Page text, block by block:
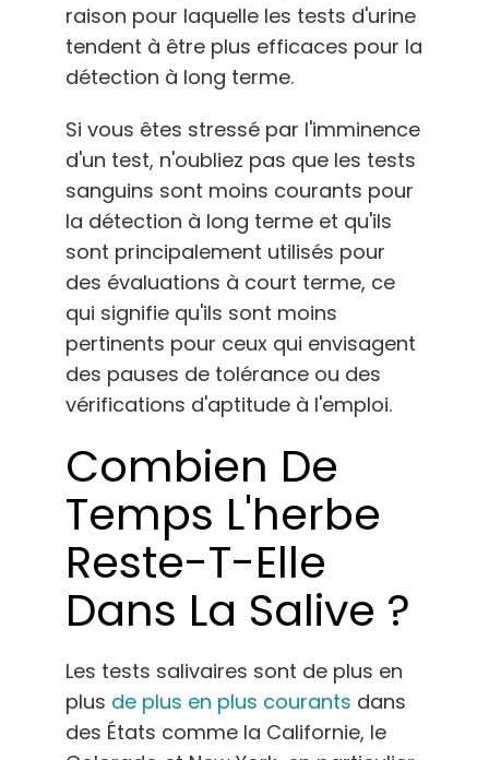
raison pour laquelle les tests d'urine
tendent à être plus efficaces pour la
détection à long terme.
Si vous êtes stressé par l'imminence
d'un test, n'oubliez pas que les tests
sanguins sont moins courants pour
la détection à long terme et qu'ils
sont principalement utilisés pour
des évaluations à court terme, ce
qui signifie qu'ils sont moins
pertinents pour ceux qui envisagent
des pauses de tolérance ou des
vérifications d'aptitude à l'emploi.
Combien De
Temps L'herbe
Reste-T-Elle
Dans La Salive ?
Les tests salivaires sont de plus en
plus de plus en plus courants dans
des États comme la Californie, le